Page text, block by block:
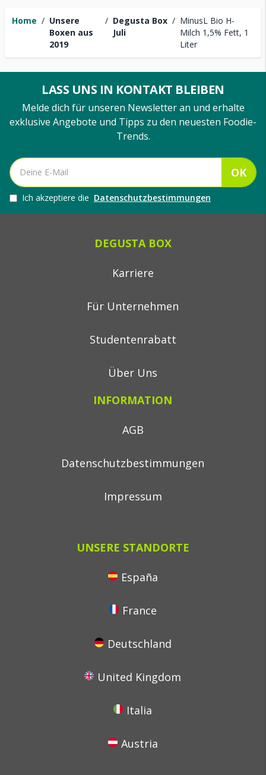
Home / Unsere
Boxen aus
2019
/ Degusta Box
Juli
/ MinusL Bio H-
Milch 1,5% Fett, 1
Liter
LASS UNS IN KONTAKT BLEIBEN
Melde dich für unseren Newsletter an und erhalte
exklusive Angebote und Tipps zu den neuesten Foodie-
Trends.
OK
Ich akzeptiere die Datenschutzbestimmungen
DEGUSTA BOX
Karriere
Für Unternehmen
Studentenrabatt
Über Uns
INFORMATION
AGB
Datenschutzbestimmungen
Impressum
UNSERE STANDORTE
España
France
Deutschland
United Kingdom
Italia
Austria